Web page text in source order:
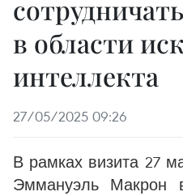
в области
интеллекта
27/05/2025 09:26
В рамках визита 27
Эммануэль Макрон